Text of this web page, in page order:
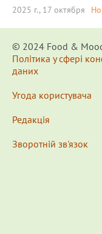
2025 г., 17 октября
© 2024 Food &
Політика у сфері
даних
Угода користувача
Редакція
Зворотній зв'язок